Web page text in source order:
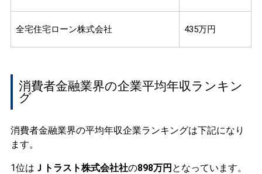
全宅住宅ローン株式会社 435万円
消費者金融業界の企業平均年収ランキン
グ
消費者金融業界の平均年収企業ランキングは下記になり
ます。
1位は Ｊトラスト株式会社社の898万円 となっています。